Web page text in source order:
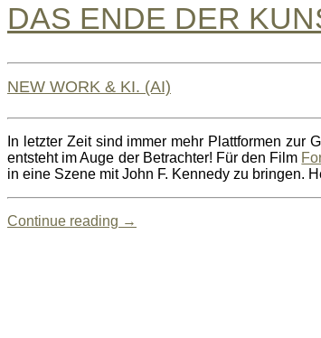
DAS ENDE DER
NEW WORK & KI. (AI)
In letzter Zeit sind immer mehr Plattformen
entsteht im Auge der Betrachter! Für den Film
in eine Szene mit John F. Kennedy zu bringen.
Continue reading →